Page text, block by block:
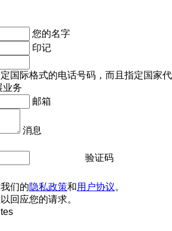
您的名字
印记
国际格式的电话号码，而且指定国家代
业务
邮箱
消息
验证码
们的隐私政策和用户协议。
回应您的请求。